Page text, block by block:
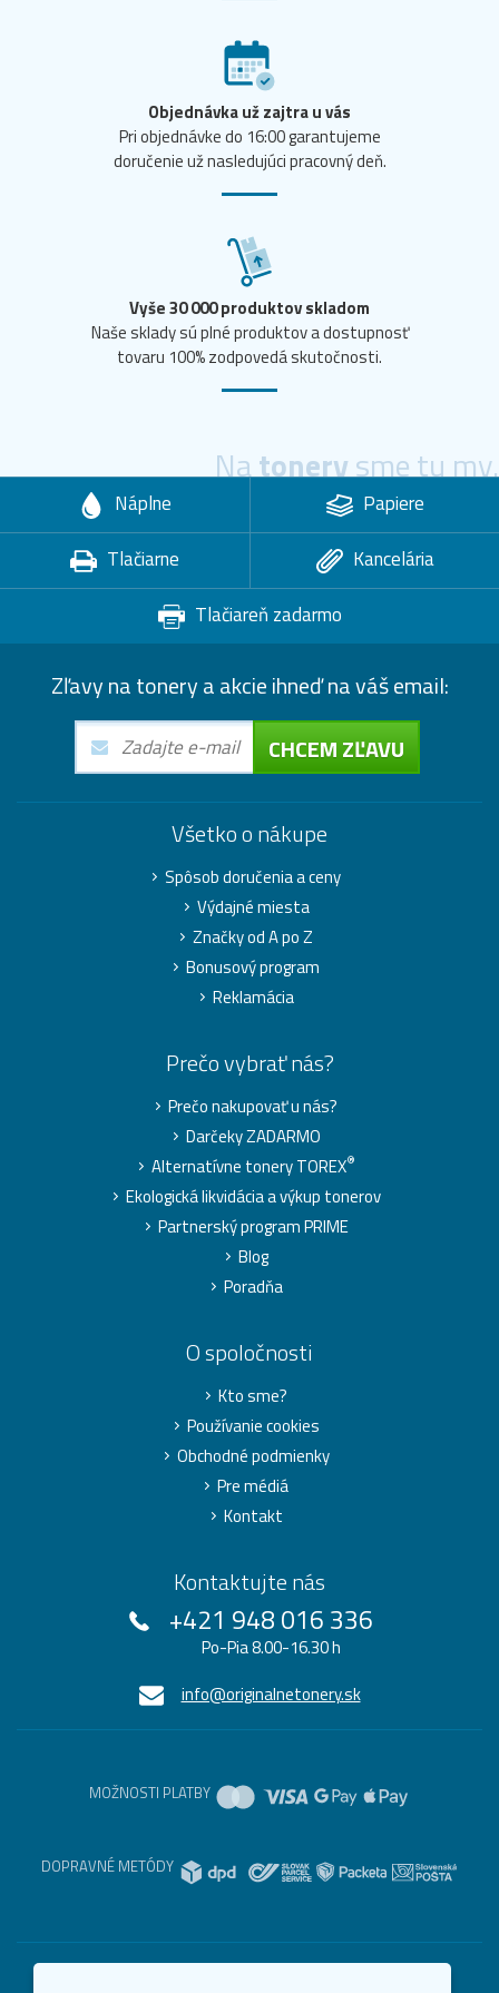
Objednávka už zajtra u vás
Pri objednávke do 16:00 garantujeme
doručenie už nasledujúci pracovný deň.
Vyše 30 000 produktov skladom
Naše sklady sú plné produktov a dostupnosť
tovaru 100% zodpovedá skutočnosti.
Natonerysme tu my.
Náplne
Papiere
Tlačiarne
Kancelária
Tlačiareň zadarmo
Zľavy na tonery a akcie ihneď na váš email:
CHCEM ZĽAVU
Všetko o nákupe
Spôsob doručenia a ceny
Výdajné miesta
Značky od A po Z
Bonusový program
Reklamácia
Prečo vybrať nás?
Prečo nakupovať u nás?
Darčeky ZADARMO
Alternatívne tonery TOREX®
Ekologická likvidácia a výkup tonerov
Partnerský program PRIME
Blog
Poradňa
O spoločnosti
Kto sme?
Používanie cookies
Obchodné podmienky
Pre médiá
Kontakt
Kontaktujte nás
+421 948 016 336
Po-Pia 8.00-16.30 h
info@originalnetonery.sk
MOŽNOSTI PLATBY
DOPRAVNÉ METÓDY